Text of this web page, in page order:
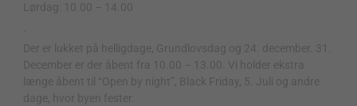
Lørdag: 10.00 – 14.00
Der er lukket på helligdage, Grundlovsdag og 24. december. 31.
December er der åbent fra 10.00 – 13.00. Vi holder ekstra
længe åbent til “Open by night”, Black Friday, 5. Juli og andre
dage, hvor byen fester.